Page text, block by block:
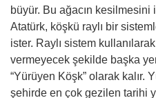
büyür. Bu ağacın kesilmesini
Atatürk, köşkü raylı bir
ister. Raylı sistem
vermeyecek şekilde başka
“Yürüyen Köşk” olarak kalır.
şehirde en çok gezilen tarihi